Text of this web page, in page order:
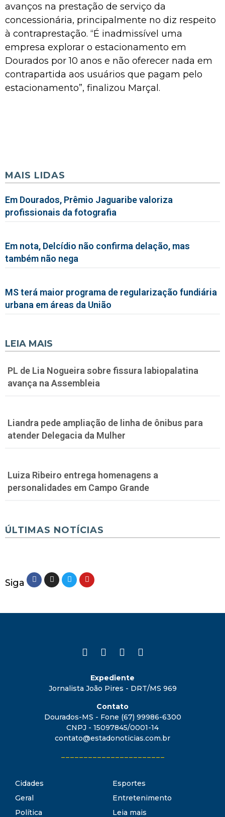
avanços na prestação de serviço da
concessionária, principalmente no diz respeito
à contraprestação. “É inadmissível uma
empresa explorar o estacionamento em
Dourados por 10 anos e não oferecer nada em
contrapartida aos usuários que pagam pelo
estacionamento”, finalizou Marçal.
MAIS LIDAS
Em Dourados, Prêmio Jaguaribe valoriza
profissionais da fotografia
Em nota, Delcídio não confirma delação, mas
também não nega
MS terá maior programa de regularização fundiária
urbana em áreas da União
LEIA MAIS
PL de Lia Nogueira sobre fissura labiopalatina
avança na Assembleia
Liandra pede ampliação de linha de ônibus para
atender Delegacia da Mulher
Luiza Ribeiro entrega homenagens a
personalidades em Campo Grande
ÚLTIMAS NOTÍCIAS
Siga
Expediente
Jornalista João Pires - DRT/MS 969
Contato
Dourados-MS - Fone (67) 99986-6300
CNPJ - 15097845/0001-14
contato@estadonoticias.com.br
Cidades
Geral
Política
Esportes
Entretenimento
Leia mais